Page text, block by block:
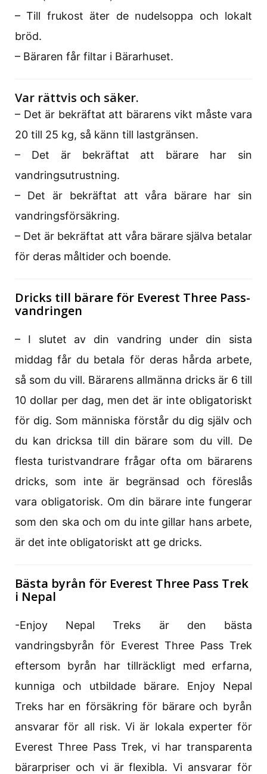
– Till frukost äter de nudelsoppa och lokalt
bröd.
– Bäraren får filtar i Bärarhuset.
Var rättvis och säker.
– Det är bekräftat att bärarens vikt måste vara
20 till 25 kg, så känn till lastgränsen.
– Det är bekräftat att bärare har sin
vandringsutrustning.
– Det är bekräftat att våra bärare har sin
vandringsförsäkring.
– Det är bekräftat att våra bärare själva betalar
för deras måltider och boende.
Dricks till bärare för Everest Three Pass-
vandringen
– I slutet av din vandring under din sista
middag får du betala för deras hårda arbete,
så som du vill. Bärarens allmänna dricks är 6 till
10 dollar per dag, men det är inte obligatoriskt
för dig. Som människa förstår du dig själv och
du kan dricksa till din bärare som du vill. De
flesta turistvandrare frågar ofta om bärarens
dricks, som inte är begränsad och föreslås
vara obligatorisk. Om din bärare inte fungerar
som den ska och om du inte gillar hans arbete,
är det inte obligatoriskt att ge dricks.
Bästa byrån för Everest Three Pass Trek
i Nepal
-Enjoy Nepal Treks är den bästa
vandringsbyrån för Everest Three Pass Trek
eftersom byrån har tillräckligt med erfarna,
kunniga och utbildade bärare. Enjoy Nepal
Treks har en försäkring för bärare och byrån
ansvarar för all risk. Vi är lokala experter för
Everest Three Pass Trek, vi har transparenta
bärarpriser och vi är flexibla. Vi ansvarar för